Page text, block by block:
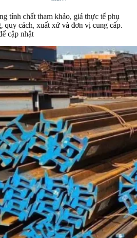
tính chất tham khảo, giá thực tế phụ
quy cách, xuất xứ và đơn vị cung cấp.
cập nhật